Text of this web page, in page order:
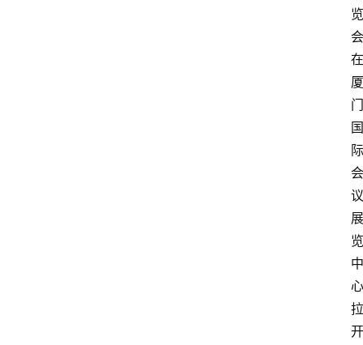
览
会
在
厦
门
国
际
会
议
展
览
中
心
拉
开